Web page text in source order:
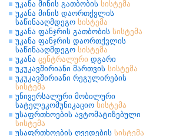
უკანა მინის გათბობის სისტემა
უკანა მინის დაორთქვლის
საწინააღმდეგო სისტემა
უკანა ფანჯრის გათბობის სისტემა
უკანა ფანჯრის დაორთქვლის
საწინააღმდეგო სისტემა
უკანა ცენტრალური დგარი
უკუკავშირიანი მართვის სისტემა
უკუკავშირიანი რეგულირების
სისტემა
უნივერსალური მობილური
სატელეკომუნიკაციო სისტემა
უსაფრთხოების ავტომატიზებული
სისტემა
უსაფრთხოების ღვედების სისტემა